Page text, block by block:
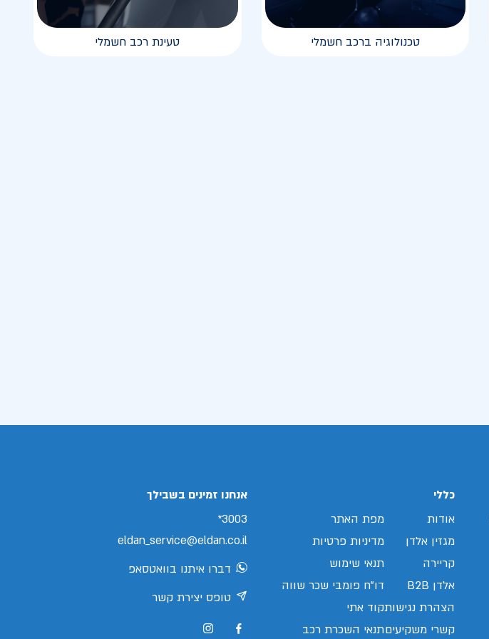
טכנולוגיה ברכב חשמלי טעינת רכב חשמלי
כללי
אודות
מגזין אלדן
קריירה
אלדן B2B
הצהרת נגישות
קשרי משקיעים
מפת האתר
מדיניות פרטיות
תנאי שימוש
דו"ח פומבי שכר שווה
קוד אתי
תנאי השכרת רכב
אנחנו זמינים בשבילך
3003*
eldan_service@eldan.co.il
דברו איתנו בוואטסאפ
טופס יצירת קשר